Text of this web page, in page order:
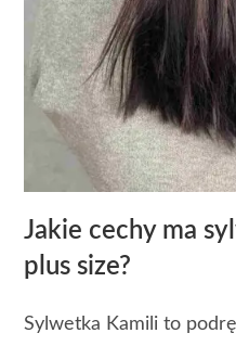
Jakie cechy ma
plus size?
Sylwetka Kamili to